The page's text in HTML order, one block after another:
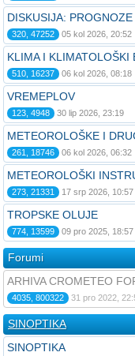
DISKUSIJA: PROGNOZE
320, 47252 05 kol 2026, 20:52
KLIMA I KLIMATOLOŠKI
510, 16237 06 kol 2026, 08:18
VREMEPLOV
123, 4948 30 lip 2026, 23:19
METEOROLOŠKE I
261, 18746 06 kol 2026, 06:32
METEOROLOŠKI
273, 21331 17 srp 2026, 10:57
TROPSKE OLUJE
774, 13599 09 pro 2025, 18:57
Forumi
ARHIVA CROMETEO
4035, 800322 31 pro 2022,
SINOPTIKA
SINOPTIKA